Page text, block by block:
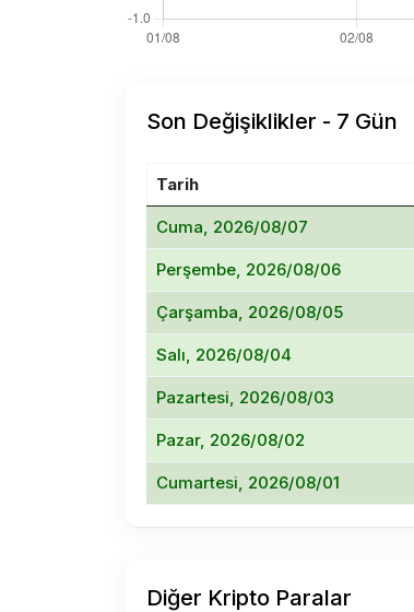
Son Değişiklikler - 7 Gün
Tarih
Cuma, 2026/08/07
Perşembe, 2026/08/06
Çarşamba, 2026/08/05
Salı, 2026/08/04
Pazartesi, 2026/08/03
Pazar, 2026/08/02
Cumartesi, 2026/08/01
Diğer Kripto Paralar